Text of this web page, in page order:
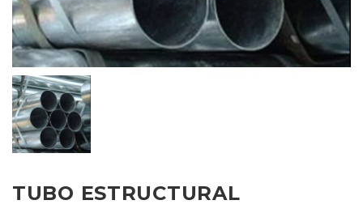
TUBO ESTRUCTURAL